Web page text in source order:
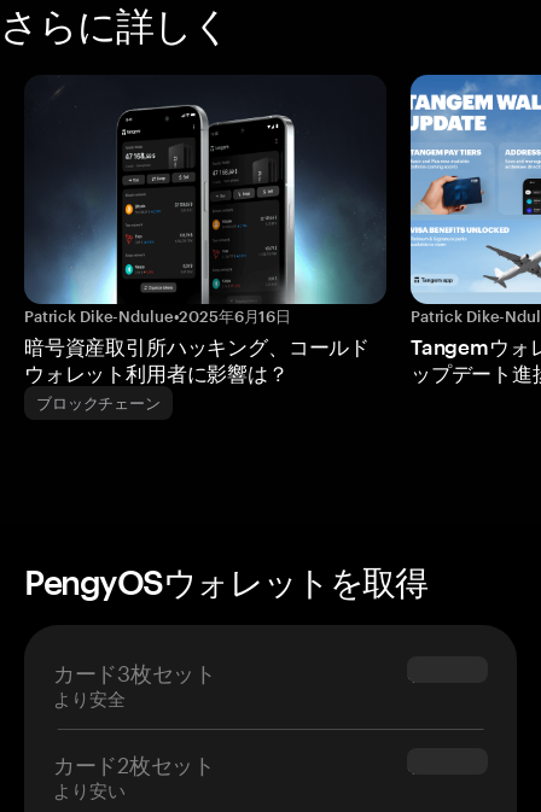
さらに詳しく
Patrick Dike-Ndulue•2025年6月16日
暗号資産取引所ハッキング、コールド
ウォレット利用者に影響は？
ブロックチェーン
Patrick Dike-
Tangemウォ
ップデート進
PengyOSウォレットを取得
カード3枚セット
より安全
$69.90
カード2枚セット
より安い
$54.90